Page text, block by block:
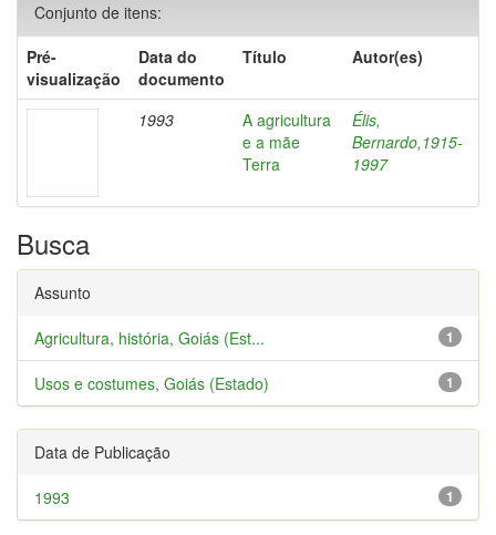
Conjunto de itens:
Pré-
visualização
Data do
documento
Título Autor(es)
1993
A agricultura
e a mãe
Terra
Élis,
Bernardo,1915-
1997
Busca
Assunto
1
Agricultura, história, Goiás (Est...
1
Usos e costumes, Goiás (Estado)
Data de Publicação
1
1993